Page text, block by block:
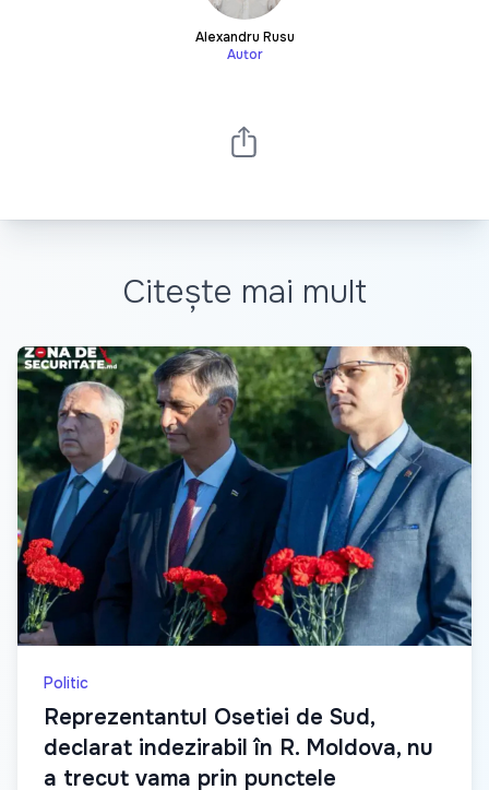
Alexandru Rusu
Autor
Citește mai mult
Politic
Reprezentantul Osetiei de Sud,
declarat indezirabil în R. Moldova, nu
a trecut vama prin punctele